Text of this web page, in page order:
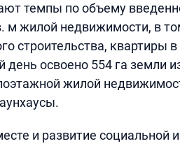
темпы по объему
м жилой недвижимости, в
строительства, квартиры
освоено 554 га земли
жилой
и развитие социальной